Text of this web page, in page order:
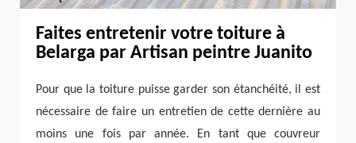
Faites entretenir votre toiture à
Belarga par Artisan peintre Juanito
Pour que la toiture puisse garder son étanchéité, il est
nécessaire de faire un entretien de cette dernière au
moins une fois par année. En tant que couvreur